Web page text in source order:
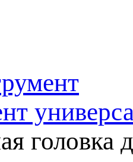
головка